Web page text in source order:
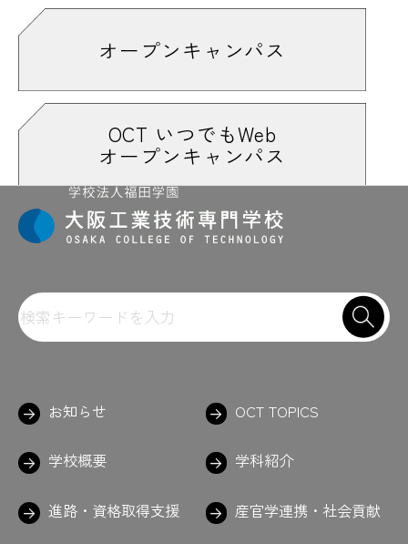
オープンキャンパス
OCT いつでもWeb
オープンキャンパス
お知らせ OCT TOPICS
学校概要 学科紹介
進路・資格取得支援 産官学連携・社会貢献